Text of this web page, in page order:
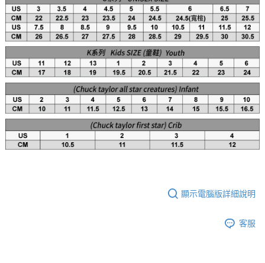
顯示電腦版詳細說明
客服